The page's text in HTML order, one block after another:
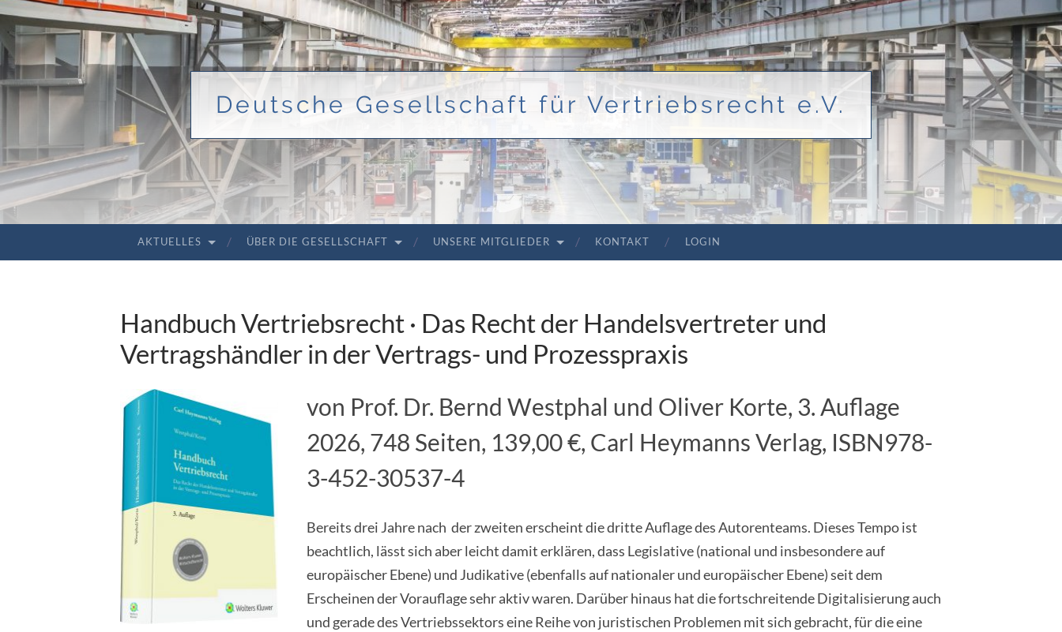
Deutsche Gesellschaft für Vertriebsrecht e.V.
ZUM INHALT SPRINGENAKTUELLES ÜBER DIE GESELLSCHAFT UNSERE MITGLIEDER KONTAKT LOGIN
Handbuch Vertriebsrecht · Das Recht der Handelsvertreter und
Vertragshändler in der Vertrags- und Prozesspraxis
von Prof. Dr. Bernd Westphal und Oliver Korte, 3. Auflage
2026, 748 Seiten, 139,00 €, Carl Heymanns Verlag, ISBN978-
3-452-30537-4
Bereits drei Jahre nach der zweiten erscheint die dritte Auflage des Autorenteams. Dieses Tempo ist
beachtlich, lässt sich aber leicht damit erklären, dass Legislative (national und insbesondere auf
europäischer Ebene) und Judikative (ebenfalls auf nationaler und europäischer Ebene) seit dem
Erscheinen der Vorauflage sehr aktiv waren. Darüber hinaus hat die fortschreitende Digitalisierung auch
und gerade des Vertriebssektors eine Reihe von juristischen Problemen mit sich gebracht, für die eine